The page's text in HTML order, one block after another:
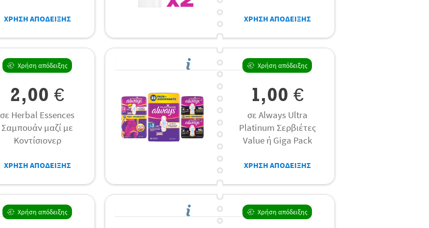
ΧΡΗΣΗ ΑΠΟΔΕΙΞΗΣ ΧΡΗΣΗ ΑΠΟΔΕΙΞΗΣ
Χρήση απόδειξης
2,00 €
σε Herbal Essences
Σαμπουάν μαζί με
Κοντίσιονερ
ΧΡΗΣΗ ΑΠΟΔΕΙΞΗΣ
Χρήση απόδειξης
1,00 €
σε Always Ultra
Platinum Σερβιέτες
Value ή Giga Pack
ΧΡΗΣΗ ΑΠΟΔΕΙΞΗΣ
Χρήση απόδειξης Χρήση απόδειξης